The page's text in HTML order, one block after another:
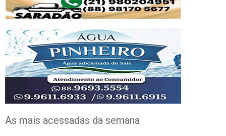
As mais acessadas da semana